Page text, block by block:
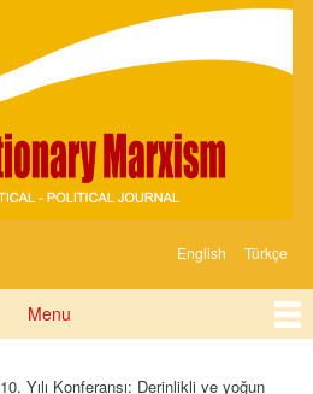
English Türkçe
Menu
Yılı Konferansı: Derinlikli ve yoğun